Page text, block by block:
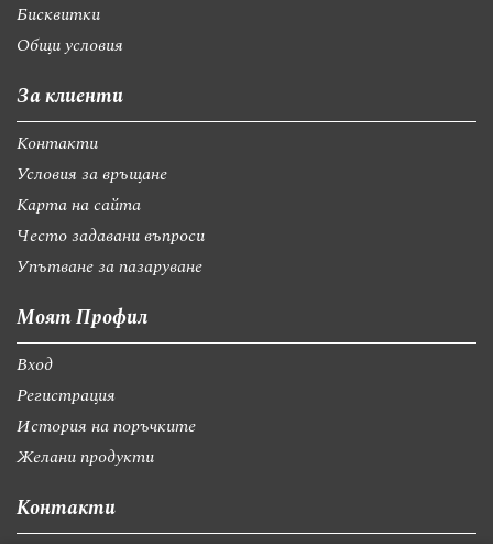
Бисквитки
Общи условия
За клиенти
Контакти
Условия за връщане
Карта на сайта
Често задавани въпроси
Упътване за пазаруване
Моят Профил
Вход
Регистрация
История на поръчките
Желани продукти
Контакти